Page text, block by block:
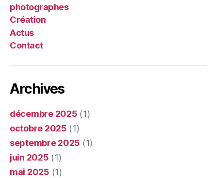
photographes
Création
Actus
Contact
Archives
décembre 2025 (1)
octobre 2025 (1)
septembre 2025 (1)
juin 2025 (1)
mai 2025 (1)